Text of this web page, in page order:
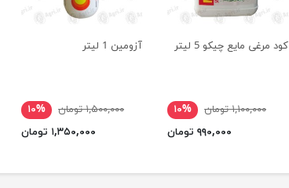
کود مرغی مایع چیکو 5 لیتر
۱,۱۰۰,۰۰۰ تومان
۱۰%
۹۹۰,۰۰۰ تومان
آزومین 1 لیتر
۱,۵۰۰,۰۰۰ تومان
۱۰%
۱,۳۵۰,۰۰۰ تومان